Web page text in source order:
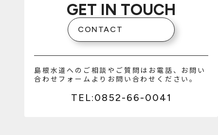
GET IN TOUCH
CONTACT
島根水道へのご相談やご質問はお電話、お問い
合わせフォームよりお問い合わせください。
TEL:0852-66-0041